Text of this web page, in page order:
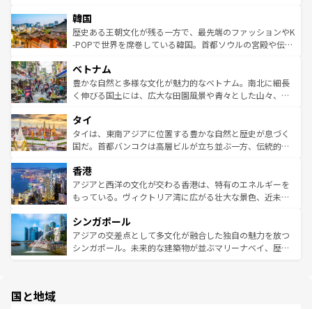
ワイを、存分に味わってほしい。 なお、新着のハワイ情報
はコンテンツ一覧を参照してほしい。
いる。アクティビティも充実しており、サーフィンやダイ
ビング、ハイキングなど、アウトドア好きにはたまらな
い。オーストラリアの多彩な魅力を存分に味わいつくそ
参照してほしい。
ン）、静ひつな山岳地帯である台湾東部など、都市の喧騒
と山間の静けさが共存しており、訪れる人に新しい発見と
驚きをもたらしてくれる。また、奥深い台湾の食文化も魅
容にもいいと評判のスイーツなど、バラエティ豊かな料理
が味わえる。 なお、新着の台湾情報は コンテンツ一覧を参
照してほしい。
韓国
歴史ある王朝文化が残る一方で、最先端のファッションやK
-POPで世界を席巻している韓国。首都ソウルの宮殿や伝統
き、地方に足を延ばせば四季折々の自然美を楽しむことが
できる。そして、キムチや焼肉、絶品のストリートフード
まで、さまざまな韓国料理が待っている。夜には、韓国な
リティに包まれながら、韓国の多彩な魅力を心ゆくまで味
わってみてほしい。 なお、新着の韓国情報はコンテンツ一
覧を参照してほしい。
ベトナム
豊かな自然と多様な文化が魅力的なベトナム。南北に細長
く伸びる国土には、広大な田園風景や青々とした山々、世
急速な発展と共に伝統が息づく。ハノイの古い町並みやホ
ーチミン市のフランス統治時代の建物も、独特の雰囲気を
醸し出している。また、バラエティの豊かさとおいしさで
とつ。フォーやバインミー、ベトナムコーヒーなどは、ぜ
ひ現地で味わいたい。どの地域を訪れてもあたたかい人々
が旅行者を迎えてくれるので、きっと忘れられない旅にな
参照してほしい。
タイ
タイは、東南アジアに位置する豊かな自然と歴史が息づく
国だ。首都バンコクは高層ビルが立ち並ぶ一方、伝統的な
の活気が交差している。北部ではチェンマイなどの山岳地
帯で自然と触れ合い、南部ではプーケットやクラビの美し
いビーチでリゾート気分を楽しむことができる。タイ料理
激する。気候は一年中温暖で、どの季節にも異なる楽しみ
が待っている。親しみやすいタイの人々、仏教を中心とし
た文化、そして多様な観光資源が、訪れる旅人を魅了し続
香港
アジアと西洋の文化が交わる香港は、特有のエネルギーを
もっている。ヴィクトリア湾に広がる壮大な景色、近未来
み、どこを訪れても感動するはず。観光スポットが密集し
ており、効率よく見どころを回れるのも魅力。息をのむよ
うな絶景から文化的な体験まで、香港を存分に楽しみ尽く
シンガポール
アジアの交差点として多文化が融合した独自の魅力を放つ
シンガポール。未来的な建築物が並ぶマリーナベイ、歴史
国と地域